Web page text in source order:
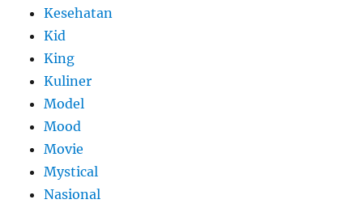
Kesehatan
Kid
King
Kuliner
Model
Mood
Movie
Mystical
Nasional